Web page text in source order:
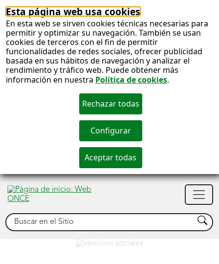
Esta página web usa cookies
En esta web se sirven cookies técnicas necesarias para
permitir y optimizar su navegación. También se usan
cookies de terceros con el fin de permitir
funcionalidades de redes sociales, ofrecer publicidad
basada en sus hábitos de navegación y analizar el
rendimiento y tráfico web. Puede obtener más
información en nuestra Política de cookies.
Buscar Buscar
Servicios Sociales